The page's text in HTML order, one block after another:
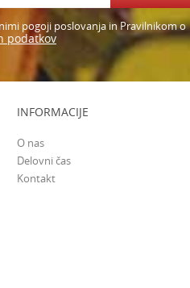
pogoji poslovanja in Pravilnikom o
podatkov
INFORMACIJE
O nas
Delovni čas
Kontakt